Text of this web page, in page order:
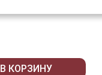
В КОРЗИНУ